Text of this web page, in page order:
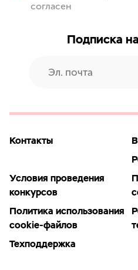
согласен
Подписка
Контакты
Условия проведения
конкурсов
Политика использования
cookie-файлов
Техподдержка